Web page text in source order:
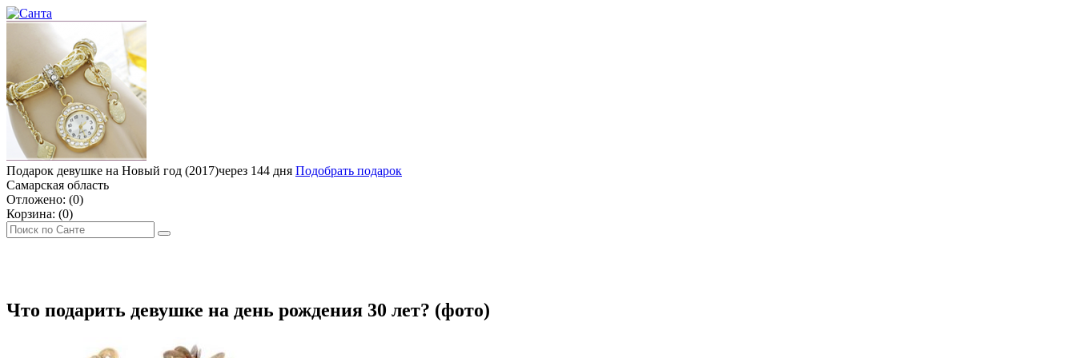
Подарок девушке на Новый год (2017)через 144 дня Подобрать подарок
Самарская область
Отложено: (0)
Корзина: (0)
Что подарить девушке на день рождения 30 лет? (фото)